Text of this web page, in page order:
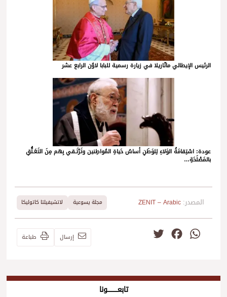
الرئيس الإيطالي ماتّاريلا في زيارة رسمية للبابا لاوُن الرابع عشر
عودة: اسْتِقامَةُ الوَلاءِ لِلوَطَنِ أساسُ حَياةِ المُواطِنين وتَرْتَـقي بِهم مِنَ التَعَـلُّقِ
بالمَصْلَحَةِ…
المصدر: ZENIT – Arabic مجلة يسوعية لاتشيفيلتا كاتوليكا
WhatsApp
Facebook إرسال طباعة
تابعــــــــــونا